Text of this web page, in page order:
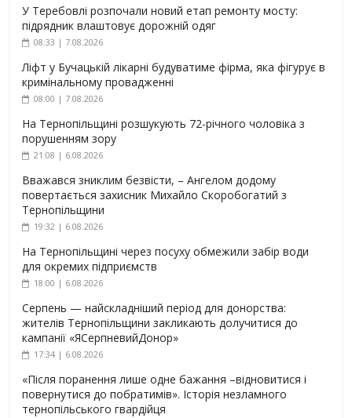
У Теребовлі розпочали новий етап ремонту мосту:
підрядник влаштовує дорожній одяг
08:33 | 7.08.2026
Ліфт у Бучацькій лікарні будуватиме фірма, яка фігурує в
кримінальному провадженні
08:00 | 7.08.2026
На Тернопільщині розшукують 72-річного чоловіка з
порушенням зору
21:08 | 6.08.2026
Вважався зниклим безвісти, – Ангелом додому
повертається захисник Михайло Скоробогатий з
Тернопільщини
19:32 | 6.08.2026
На Тернопільщині через посуху обмежили забір води
для окремих підприємств
18:00 | 6.08.2026
Серпень — найскладніший період для донорства:
жителів Тернопільщини закликають долучитися до
кампанії «ЯСерпневийДонор»
17:34 | 6.08.2026
«Після поранення лише одне бажання –відновитися і
повернутися до побратимів». Історія незламного
тернопільського гвардійця